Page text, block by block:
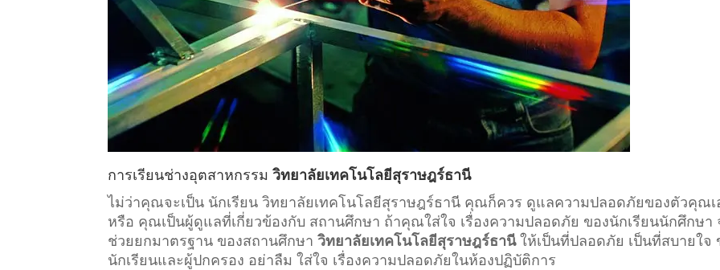
การเรียนช่างอุตสาหกรรม วิทยาลัยเทคโนโลยีสุราษฎร์ธานี
ไม่ว่าคุณจะเป็น นักเรียน วิทยาลัยเทคโนโลยีสุราษฎร์ธานี คุณก็ควร ดูแลความปลอดภัยของตัวคุณเ
หรือ คุณเป็นผู้ดูแลที่เกี่ยวข้องกับ สถานศึกษา ถ้าคุณใส่ใจ เรื่องความปลอดภัย ของนักเรียนนักศึกษา
ช่วยยกมาตรฐาน ของสถานศึกษาวิทยาลัยเทคโนโลยีสุราษฎร์ธานีให้เป็นที่ปลอดภัย เป็นที่สบายใจ
นักเรียนและผู้ปกครอง อย่าลืม ใส่ใจ เรื่องความปลอดภัยในห้องปฏิบัติการ